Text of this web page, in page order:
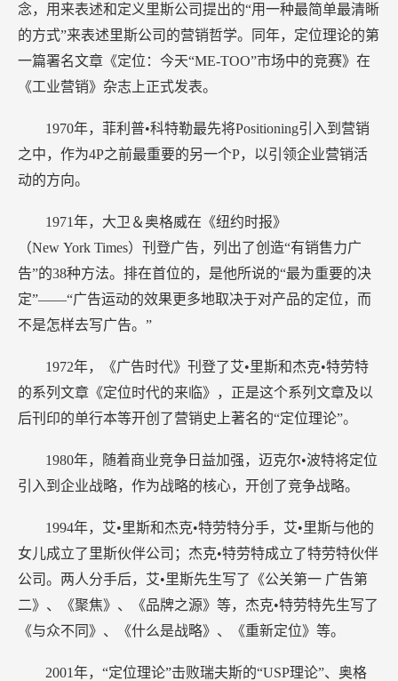
念，用来表述和定义里斯公司提出的“用一种最简单最清晰
的方式”来表述里斯公司的营销哲学。同年，定位理论的第
一篇署名文章《定位：今天“ME-TOO”市场中的竞赛》在
《工业营销》杂志上正式发表。
1970年，菲利普•科特勒最先将Positioning引入到营销
之中，作为4P之前最重要的另一个P，以引领企业营销活
动的方向。
1971年，大卫＆奥格威在《纽约时报》
（New York Times）刊登广告，列出了创造“有销售力广
告”的38种方法。排在首位的，是他所说的“最为重要的决
定”――“广告运动的效果更多地取决于对产品的定位，而
不是怎样去写广告。”
1972年，《广告时代》刊登了艾•里斯和杰克•特劳特
的系列文章《定位时代的来临》，正是这个系列文章及以
后刊印的单行本等开创了营销史上著名的“定位理论”。
1980年，随着商业竞争日益加强，迈克尔•波特将定位
引入到企业战略，作为战略的核心，开创了竞争战略。
1994年，艾•里斯和杰克•特劳特分手，艾•里斯与他的
女儿成立了里斯伙伴公司；杰克•特劳特成立了特劳特伙伴
公司。两人分手后，艾•里斯先生写了《公关第一 广告第
二》、《聚焦》、《品牌之源》等，杰克•特劳特先生写了
《与众不同》、《什么是战略》、《重新定位》等。
2001年，“定位理论”击败瑞夫斯的“USP理论”、奥格